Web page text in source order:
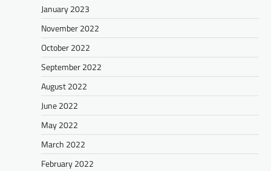
January 2023
November 2022
October 2022
September 2022
August 2022
June 2022
May 2022
March 2022
February 2022